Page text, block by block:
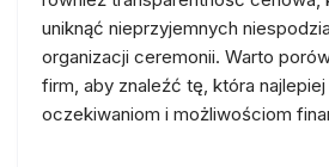
uniknąć nieprzyjemnych
organizacji ceremonii. Warto
firm, aby znaleźć tę, która
oczekiwaniom i możliwościom